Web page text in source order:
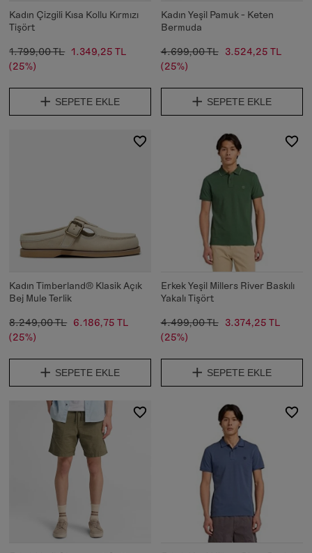
Kadın Çizgili Kısa Kollu Kırmızı
Tişört
1.799,00 TL 1.349,25 TL
(25%)
SEPETE EKLE
Kadın Yeşil Pamuk - Keten
Bermuda
4.699,00 TL
3.524,25 TL
(25%)
SEPETE EKLE
Kadın Timberland® Klasik Açık
Bej Mule Terlik
8.249,00 TL 6.186,75 TL
(25%)
SEPETE EKLE
Erkek Yeşil Millers River Baskılı
Yakalı Tişört
4.499,00 TL
3.374,25 TL
(25%)
SEPETE EKLE